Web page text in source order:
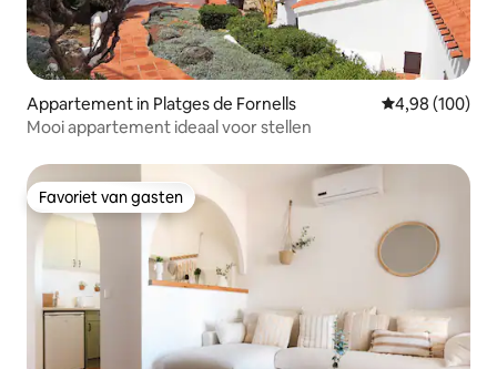
Appartement in Platges de Fornells Gemiddelde
4,98 (100)
Mooi appartement ideaal voor stellen
Favoriet van gasten
Favoriet van gasten